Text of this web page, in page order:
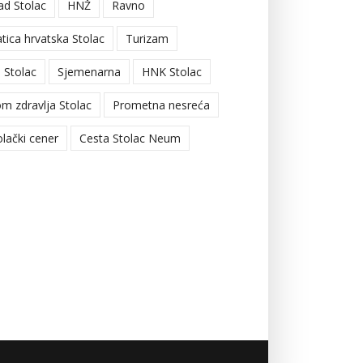
Stolac HNŽ Ravno
hrvatska Stolac Turizam
Stolac Sjemenarna HNK Stolac
zdravlja Stolac Prometna nesreća
cener Cesta Stolac Neum